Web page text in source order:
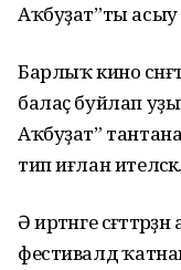
Аҡбуҙат”ты
Барлыҡ кино
балаҫ буйлап
Аҡбуҙат”
тип иғлан ителәсәк.
Ә иртәнге
фестивалдә